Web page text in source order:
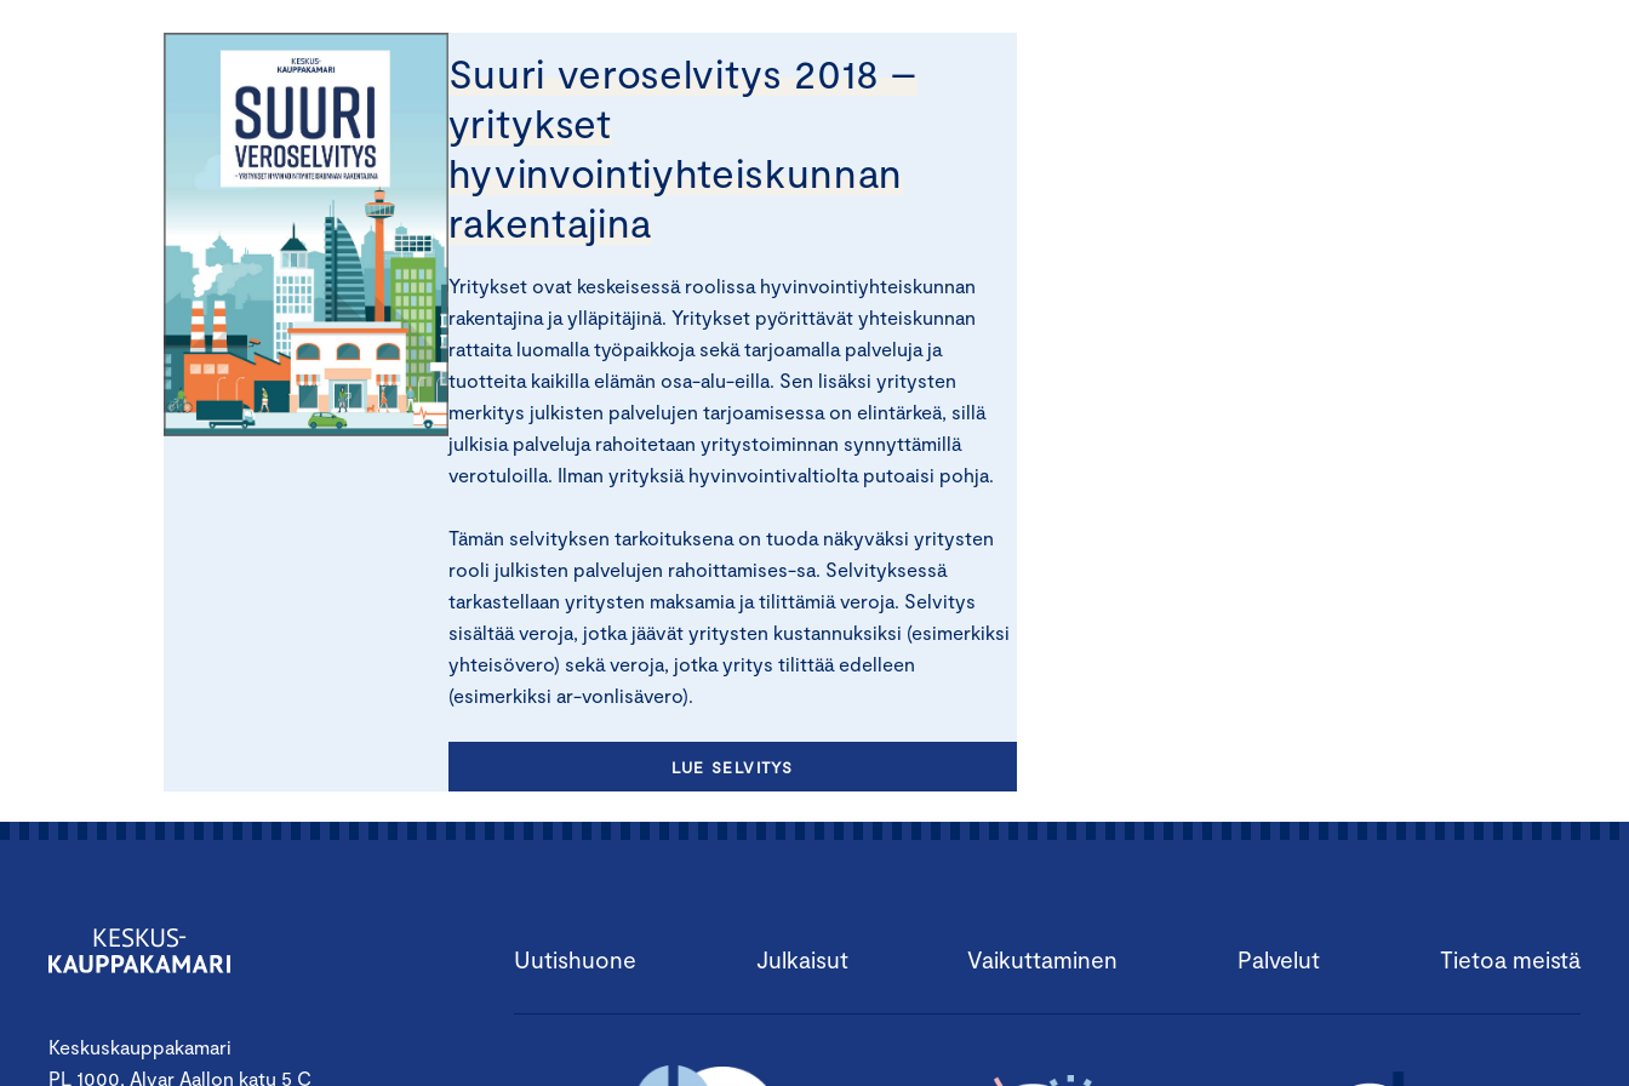
Suuri veroselvitys 2018 –
yritykset
hyvinvointiyhteiskunnan
rakentajina
Yritykset ovat keskeisessä roolissa hyvinvointiyhteiskunnan
rakentajina ja ylläpitäjinä. Yritykset pyörittävät yhteiskunnan
rattaita luomalla työpaikkoja sekä tarjoamalla palveluja ja
tuotteita kaikilla elämän osa-alu-eilla. Sen lisäksi yritysten
merkitys julkisten palvelujen tarjoamisessa on elintärkeä, sillä
julkisia palveluja rahoitetaan yritystoiminnan synnyttämillä
verotuloilla. Ilman yrityksiä hyvinvointivaltiolta putoaisi pohja.
Tämän selvityksen tarkoituksena on tuoda näkyväksi yritysten
rooli julkisten palvelujen rahoittamises-sa. Selvityksessä
tarkastellaan yritysten maksamia ja tilittämiä veroja. Selvitys
sisältää veroja, jotka jäävät yritysten kustannuksiksi (esimerkiksi
yhteisövero) sekä veroja, jotka yritys tilittää edelleen
(esimerkiksi ar-vonlisävero).
LUE SELVITYS
Keskuskauppakamari
PL 1000, Alvar Aallon katu 5 C
Uutishuone Julkaisut Vaikuttaminen Palvelut Tietoa meistä